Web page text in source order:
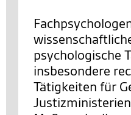
psychologische
insbesondere
Tätigkeiten für